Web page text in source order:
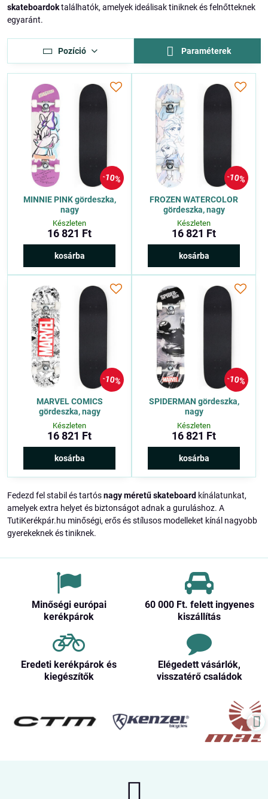
skateboardoktalálhatók, amelyek ideálisak tiniknek és felnőtteknek
egyaránt.
Pozíció Paraméterek
10%
MINNIE PINK gördeszka,
nagy
Készleten
16 821 Ft
kosárba
10%
FROZEN WATERCOLOR
gördeszka, nagy
Készleten
16 821 Ft
kosárba
10%
MARVEL COMICS
gördeszka, nagy
Készleten
16 821 Ft
kosárba
10%
SPIDERMAN gördeszka,
nagy
Készleten
16 821 Ft
kosárba
Fedezd fel stabil és tartósnagy méretű skateboard kínálatunkat,
amelyek extra helyet és biztonságot adnak a guruláshoz. A
TutiKerékpár.hu minőségi, erős és stílusos modelleket kínál nagyobb
gyerekeknek és tiniknek.
Minőségi európai
kerékpárok
60 000 Ft​. felett ingyenes
kiszállítás
Eredeti kerékpárok és
kiegészítők
Elégedett vásárlók,
visszatérő családok